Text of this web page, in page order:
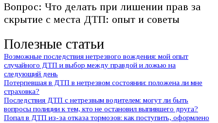
Вопрос: Что делать при лишении прав за
скрытие с места ДТП: опыт и советы
Полезные статьи
Возможные последствия нетрезвого вождения: мой опыт
случайного ДТП и выбор между правдой и ложью на
следующий день
Потерпевшая в ДТП в нетрезвом состоянии: положена ли мне
страховка?
Последствия ДТП с нетрезвым водителем: могут ли быть
вопросы полиции к тем, кто не остановил выпившего друга?
Попал в ДТП из-за отказа тормозов: как поступить, оформлено